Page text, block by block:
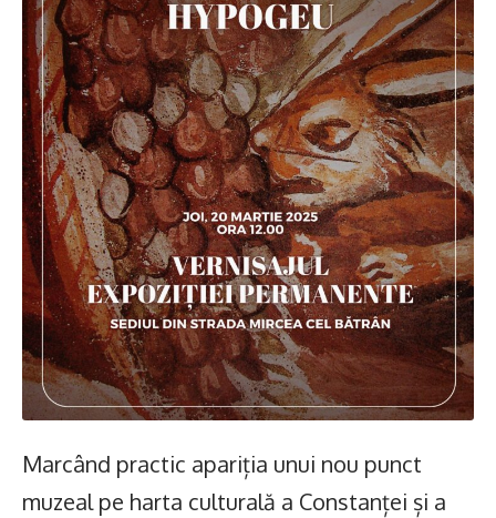
Marcând practic apariția unui nou punct
muzeal pe harta culturală a Constanței și a